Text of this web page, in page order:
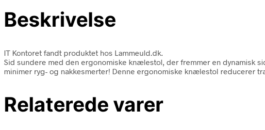
Beskrivelse
IT Kontoret fandt produktet hos Lammeuld.dk.
Sid sundere med den ergonomiske knælestol, der fremmer en dynamisk
minimer ryg- og nakkesmerter! Denne ergonomiske knælestol reducerer
Relaterede varer